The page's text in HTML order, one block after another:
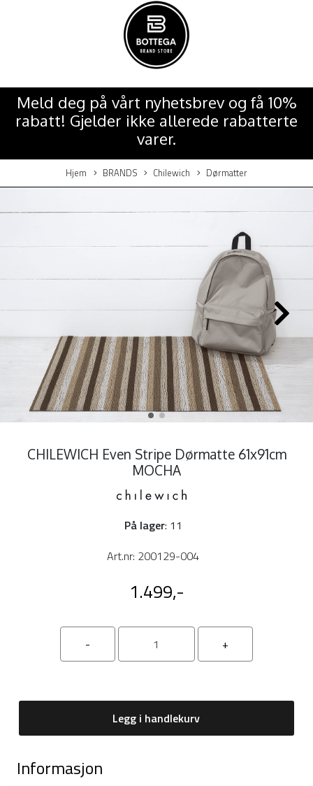
Meld deg på vårt nyhetsbrev og få 10%
rabatt! Gjelder ikke allerede rabatterte
varer.
Hjem BRANDS Chilewich Dørmatter
CHILEWICH Even Stripe Dørmatte 61x91cm
MOCHA
På lager: 11
Art.nr: 200129-004
1.499,-
Legg i handlekurv
Informasjon